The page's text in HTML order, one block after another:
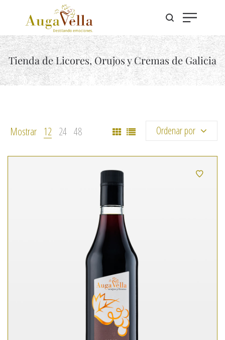
Tienda de Licores, Orujos y Cremas de Galicia
Mostrar 12 24 48 Ordenar por